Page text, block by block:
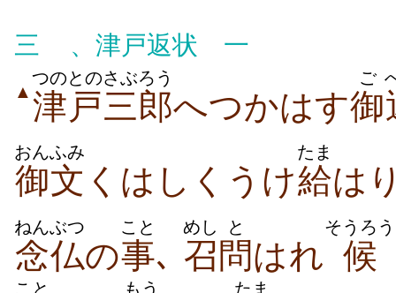
三 、津戸返状 一
▲ 津戸
つのとの
三郎
さぶろう
へつかはす御
ご
御文
おんふみ
くはしくうけ給
たま
は
念仏
ねんぶつ
の事
こと
､ 召
めし
問
と
はれ 候
そうろう
こと もう たま